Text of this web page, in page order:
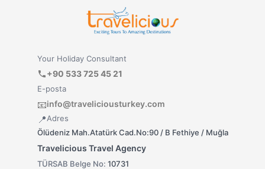
Your Holiday Consultant
+90 533 725 45 21
E-posta
📧info@traveliciousturkey.com
📍Adres
Ölüdeniz Mah.Atatürk Cad.No:90 / B Fethiye / Muğla
Travelicious Travel Agency
TÜRSAB Belge No: 10731